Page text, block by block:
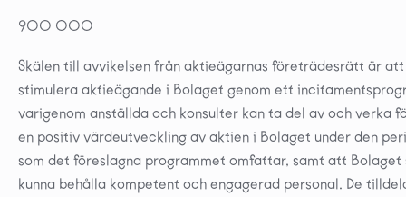
900 000
Skälen till avvikelsen från aktieägarnas företrädesrätt är att
stimulera aktieägande i Bolaget genom ett
varigenom anställda och konsulter kan ta del av och verka
en positiv värdeutveckling av aktien i Bolaget under den
som det föreslagna programmet omfattar, samt att Bolaget
kunna behålla kompetent och engagerad personal. De